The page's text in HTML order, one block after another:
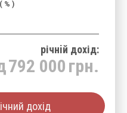
% )
річнiй дохід:
792 000 грн.
дохід